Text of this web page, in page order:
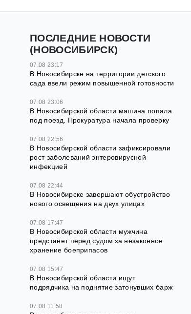
ПОСЛЕДНИЕ НОВОСТИ
(НОВОСИБИРСК)
07.08 23:17
В Новосибирске на территории детского
сада ввели режим повышенной готовности
07.08 23:06
В Новосибирской области машина попала
под поезд. Прокуратура начала проверку
07.08 22:56
В Новосибирской области зафиксировали
рост заболеваний энтеровирусной
инфекцией
07.08 22:44
В Новосибирске завершают обустройство
нового освещения на двух улицах
07.08 17:47
В Новосибирской области мужчина
предстанет перед судом за незаконное
хранение боеприпасов
07.08 15:47
В Новосибирской области ищут
подрядчика на поднятие затонувших барж
07.08 11:58